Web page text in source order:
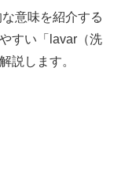
意味を紹介する
すい「lavar（洗
説します。